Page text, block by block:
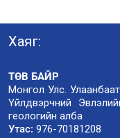
Хаяг:
ТӨВ БАЙР
Монгол Улс.
Үйлдвэрчний
геологийн алба
Утас: 976-70181208